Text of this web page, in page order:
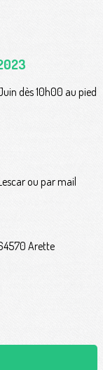
dès 10h00 au pied
ou par mail
Arette